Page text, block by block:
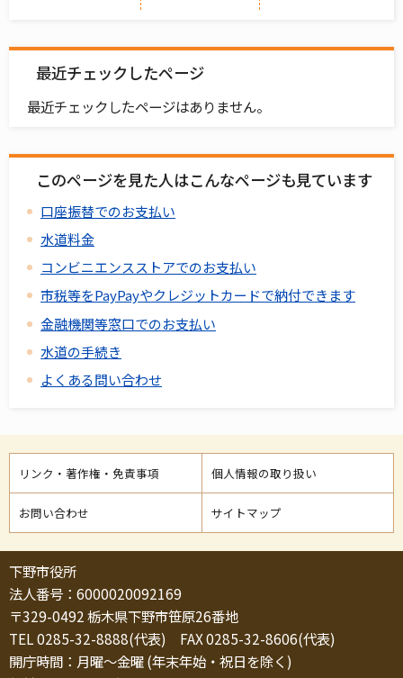
最近チェックしたページ
最近チェックしたページはありません。
このページを見た人はこんなページも見ています
口座振替でのお支払い
水道料金
コンビニエンスストアでのお支払い
市税等をPayPayやクレジットカードで納付できます
金融機関等窓口でのお支払い
水道の手続き
よくある問い合わせ
リンク・著作権・免責事項 個人情報の取り扱い
お問い合わせ サイトマップ
下野市役所
法人番号：6000020092169
〒329-0492 栃木県下野市笹原26番地
TEL 0285-32-8888(代表) FAX 0285-32-8606(代表)
開庁時間：月曜～金曜 (年末年始・祝日を除く)